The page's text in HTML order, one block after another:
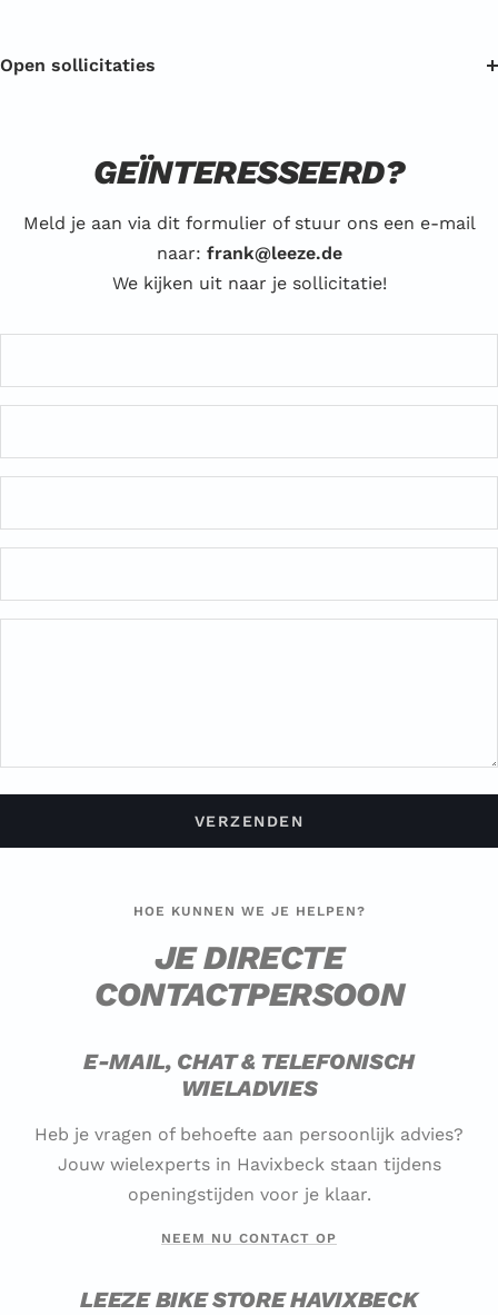
Open sollicitaties
GEÏNTERESSEERD?
Meld je aan via dit formulier of stuur ons een e-mail
naar: frank@leeze.de
We kijken uit naar je sollicitatie!
VERZENDEN
HOE KUNNEN WE JE HELPEN?
JE DIRECTE
CONTACTPERSOON
E-MAIL, CHAT & TELEFONISCH
WIELADVIES
Heb je vragen of behoefte aan persoonlijk advies?
Jouw wielexperts in Havixbeck staan tijdens
openingstijden voor je klaar.
NEEM NU CONTACT OP
LEEZE BIKE STORE HAVIXBECK